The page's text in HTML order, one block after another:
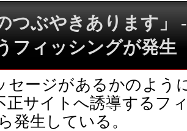
つぶやきあります」
フィッシングが発生
セージがあるかのよう
正サイトへ誘導するフ
発生している。